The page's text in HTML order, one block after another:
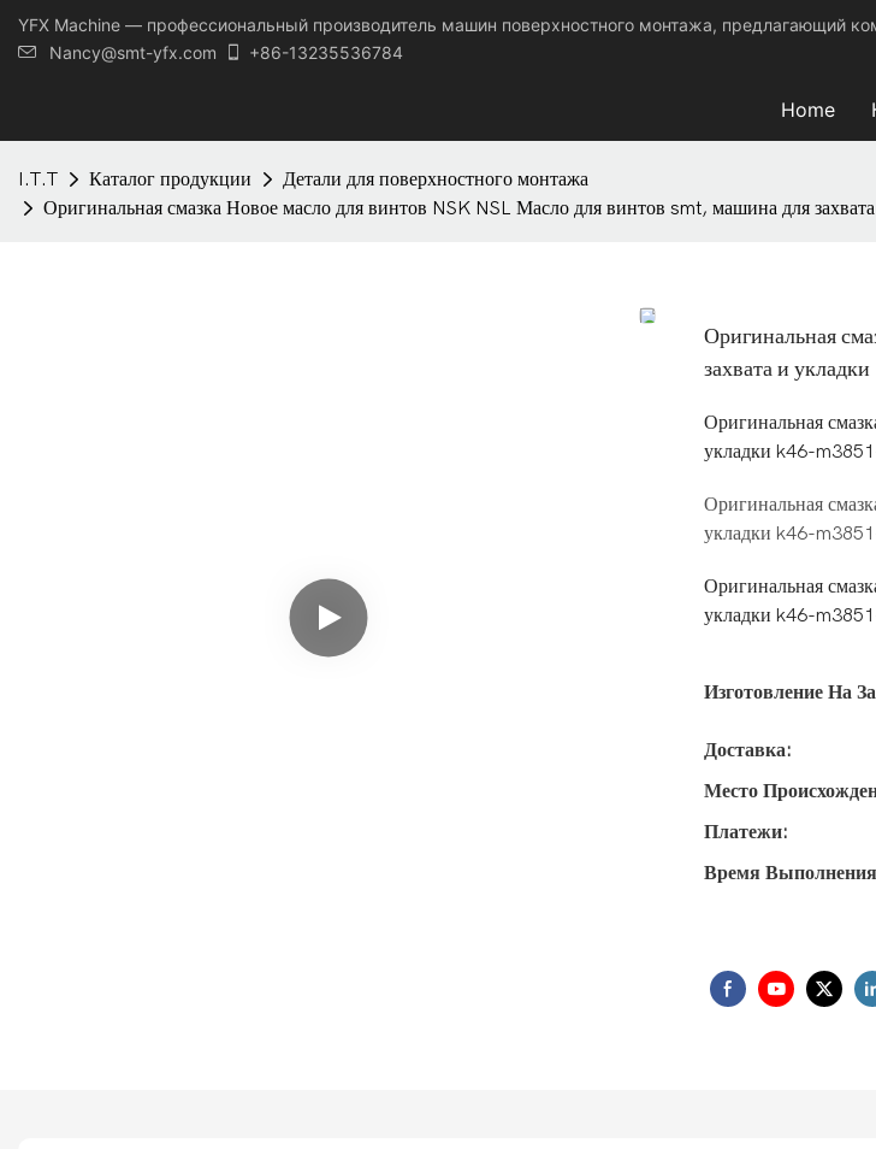
YFX Machine — профессиональный производитель машин поверхностного монтажа, предлагающий
Nancy@smt-yfx.com
+86-13235536784
Home
I.T.T Каталог продукции
Детали для поверхностного монтажа
Оригинальная смазка Новое масло для винтов NSK NSL Масло для винтов smt, машина для
Оригинальная
захвата и
Оригинальная
укладки k46-
Оригинальная
укладки k46-
Оригинальная
укладки k46-
Изготовление На
Доставка:
Место
Платежи:
Время Выполнения